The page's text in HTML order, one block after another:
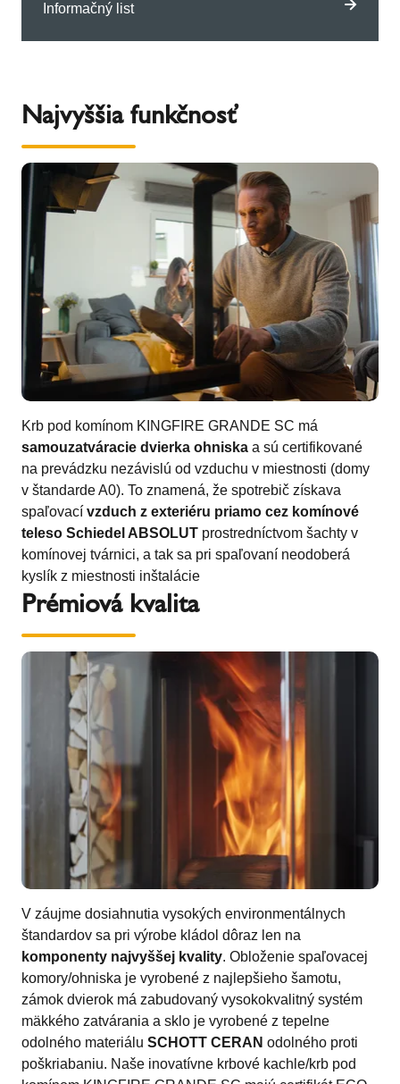
Informačný list
Najvyššia funkčnosť
Krb pod komínom KINGFIRE GRANDE SC má
samouzatváracie dvierka ohniska a sú certifikované
na prevádzku nezávislú od vzduchu v miestnosti (domy
v štandarde A0). To znamená, že spotrebič získava
spaľovací vzduch z exteriéru priamo cez komínové
teleso Schiedel ABSOLUT prostredníctvom šachty v
komínovej tvárnici, a tak sa pri spaľovaní neodoberá
kyslík z miestnosti inštalácie
Prémiová kvalita
V záujme dosiahnutia vysokých environmentálnych
štandardov sa pri výrobe kládol dôraz len na
komponenty najvyššej kvality. Obloženie spaľovacej
komory/ohniska je vyrobené z najlepšieho šamotu,
zámok dvierok má zabudovaný vysokokvalitný systém
mäkkého zatvárania a sklo je vyrobené z tepelne
odolného materiálu SCHOTT CERAN odolného proti
poškriabaniu. Naše inovatívne krbové kachle/krb pod